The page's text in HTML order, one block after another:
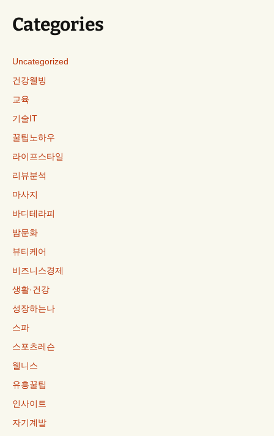
Categories
Uncategorized
건강웰빙
교육
기술IT
꿀팁노하우
라이프스타일
리뷰분석
마사지
바디테라피
밤문화
뷰티케어
비즈니스경제
생활·건강
성장하는나
스파
스포츠레슨
웰니스
유흥꿀팁
인사이트
자기계발